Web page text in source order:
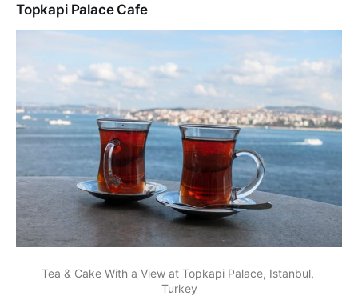
Topkapi Palace Cafe
Tea & Cake With a View at Topkapi Palace, Istanbul,
Turkey